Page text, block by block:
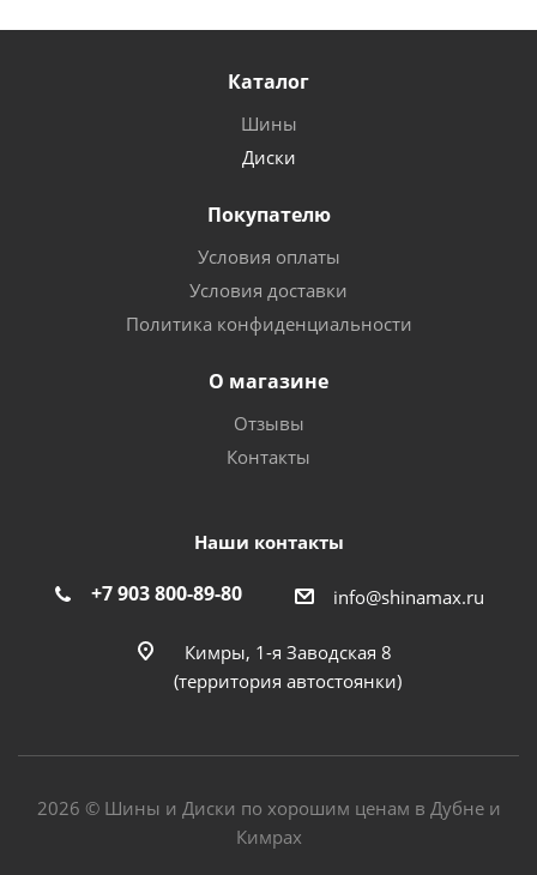
Каталог
Шины
Диски
Покупателю
Условия оплаты
Условия доставки
Политика конфиденциальности
О магазине
Отзывы
Контакты
Наши контакты
+7 903 800-89-80 info@shinamax.ru
Кимры, 1-я Заводская 8
(территория автостоянки)
2026 © Шины и Диски по хорошим ценам в Дубне и
Кимрах